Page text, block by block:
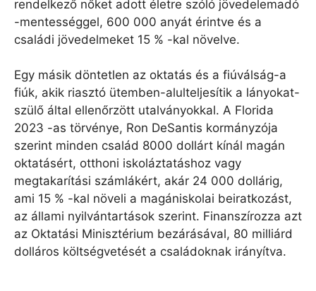
rendelkező nőket adott életre szóló jövedelemadó
-mentességgel, 600 000 anyát érintve és a
családi jövedelmeket 15 % -kal növelve.
Egy másik döntetlen az oktatás és a fiúválság-a
fiúk, akik riasztó ütemben-alulteljesítik a lányokat-
szülő által ellenőrzött utalványokkal. A Florida
2023 -as törvénye, Ron DeSantis kormányzója
szerint minden család 8000 dollárt kínál magán
oktatásért, otthoni iskoláztatáshoz vagy
megtakarítási számlákért, akár 24 000 dollárig,
ami 15 % -kal növeli a magániskolai beiratkozást,
az állami nyilvántartások szerint. Finanszírozza azt
az Oktatási Minisztérium bezárásával, 80 milliárd
dolláros költségvetését a családoknak irányítva.